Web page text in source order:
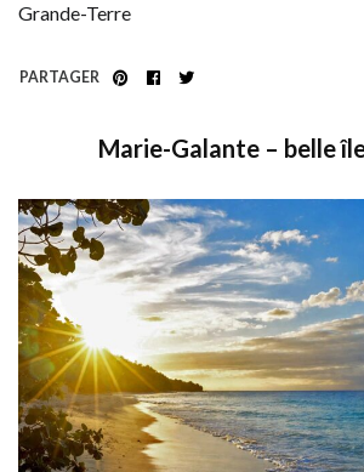
Grande-Terre
PARTAGER
Marie-Galante – belle